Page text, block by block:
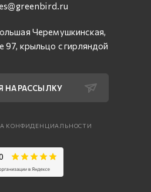
Черемушкинская,
97, крыльцо с гирляндой
НА РАССЫЛКУ
КОНФИДЕНЦИАЛЬНОСТИ